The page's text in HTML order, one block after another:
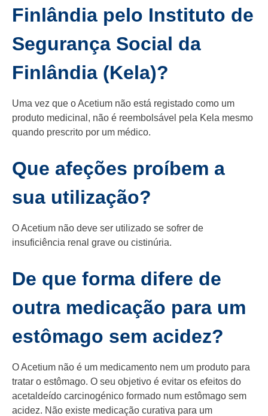
Finlândia pelo Instituto de
Segurança Social da
Finlândia (Kela)?
Uma vez que o Acetium não está registado como um
produto medicinal, não é reembolsável pela Kela mesmo
quando prescrito por um médico.
Que afeções proíbem a
sua utilização?
O Acetium não deve ser utilizado se sofrer de
insuficiência renal grave ou cistinúria.
De que forma difere de
outra medicação para um
estômago sem acidez?
O Acetium não é um medicamento nem um produto para
tratar o estômago. O seu objetivo é evitar os efeitos do
acetaldeído carcinogénico formado num estômago sem
acidez. Não existe medicação curativa para um